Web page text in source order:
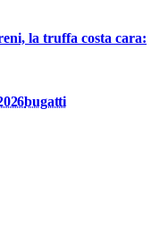
la truffa costa cara:
bugatti